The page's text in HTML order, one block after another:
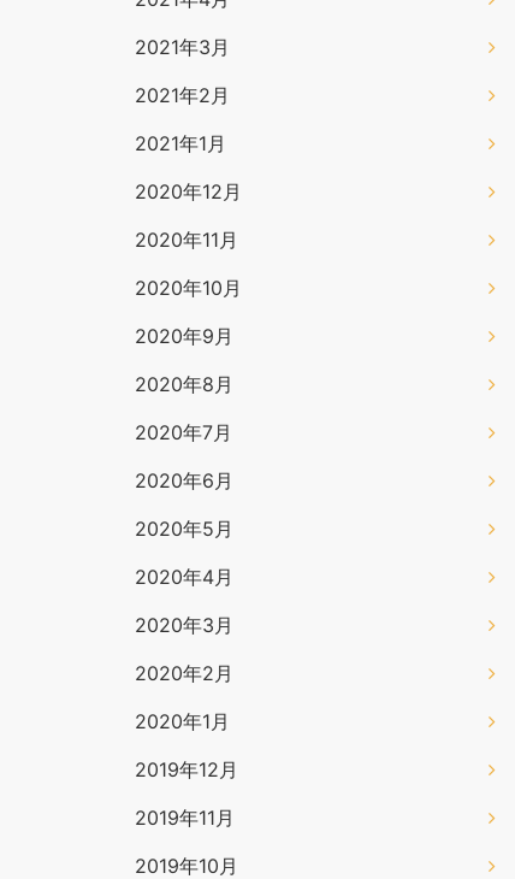
2021年3月
2021年2月
2021年1月
2020年12月
2020年11月
2020年10月
2020年9月
2020年8月
2020年7月
2020年6月
2020年5月
2020年4月
2020年3月
2020年2月
2020年1月
2019年12月
2019年11月
2019年10月